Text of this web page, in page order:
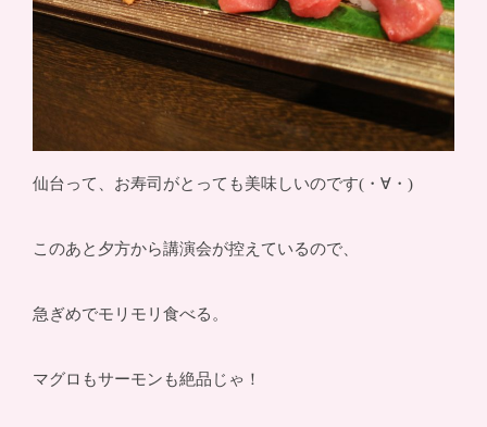
仙台って、お寿司がとっても美味しいのです(・∀・)
このあと夕方から講演会が控えているので、
急ぎめでモリモリ食べる。
マグロもサーモンも絶品じゃ！